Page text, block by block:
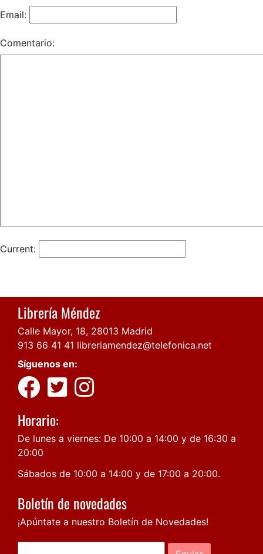
Email:
Comentario:
Current:
Librería Méndez
Calle Mayor, 18, 28013 Madrid
913 66 41 41 libreriamendez@telefonica.net
Síguenos en:
Horario:
De lunes a viernes: De 10:00 a 14:00 y de 16:30 a
20:00
Sábados de 10:00 a 14:00 y de 17:00 a 20:00.
Boletín de novedades
¡Apúntate a nuestro Boletín de Novedades!